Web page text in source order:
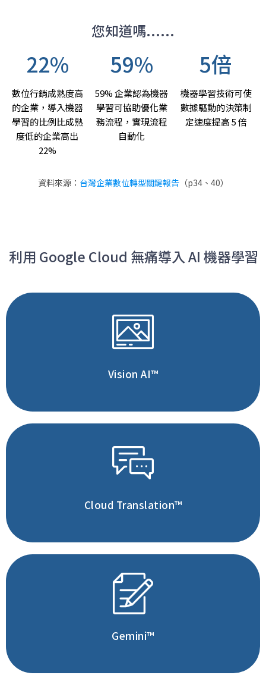
您知道嗎......
22%
數位行銷成熟度高
的企業， 導入機器
學習的比例比成熟
度低的企業高出
22%
59%
59% 企業認為機器
學習可協助優化業
務流程，實現流程
自動化
5倍
機器學習技術可使
數據驅動的決策制
定速度提高 5 倍
資料來源： 台灣企業數位轉型關鍵報告（p34、40）
利用 Google Cloud 無痛導入 AI 機器學習
Vision AI™
輕鬆解讀圖片內容
快速實現圖片分類
深入了解
Cloud Translation™
即時翻譯超過一百種語言
加速企業的國際化腳步
深入了解
Gemini™
能在 Google Workspace 中
處理語言理解、生成和推理
深入了解